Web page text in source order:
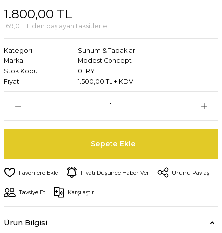
1.800,00 TL
169,01 TL den başlayan taksitlerle!
Kategori
Sunum & Tabaklar
Marka
Modest Concept
Stok Kodu
0TRY
Fiyat
1.500,00 TL + KDV
Sepete Ekle
Fiyatı Düşünce Haber Ver Ürünü Paylaş
Tavsiye Et Karşılaştır
Ürün Bilgisi